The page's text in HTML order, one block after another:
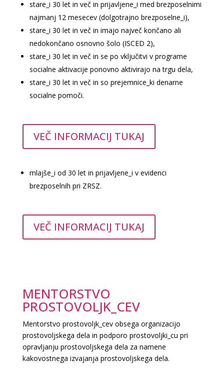
stare_i 30 let in več in prijavljene_i med brezposelnimi
najmanj 12 mesecev (dolgotrajno brezposelne_i),
stare_i 30 let in več in imajo največ končano ali
nedokončano osnovno šolo (ISCED 2),
stare_i 30 let in več in se po vključitvi v programe
socialne aktivacije ponovno aktivirajo na trgu dela,
stare_i 30 let in več in so prejemnice_ki denarne
socialne pomoči.
VEČ INFORMACIJ TUKAJ
mlajše_i od 30 let in prijavljene_i v evidenci
brezposelnih pri ZRSZ.
VEČ INFORMACIJ TUKAJ
MENTORSTVO
PROSTOVOLJK_CEV
Mentorstvo prostovoljk_cev obsega organizacijo
prostovoljskega dela in podporo prostovoljki_cu pri
opravljanju prostovoljskega dela za namene
kakovostnega izvajanja prostovoljskega dela.